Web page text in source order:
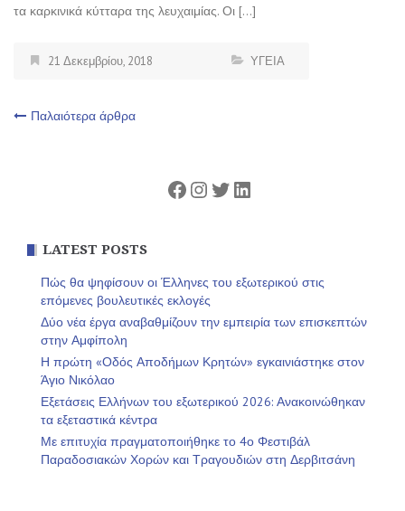
τα καρκινικά κύτταρα της λευχαιμίας. Οι […]
21 Δεκεμβρίου, 2018 ΥΓΕΙΑ
Πλοήγηση
Παλαιότερα άρθρα
Facebook
Instagram
Twitter
Linkedin
LATEST POSTS
Πώς θα ψηφίσουν οι Έλληνες του εξωτερικού στις
επόμενες βουλευτικές εκλογές
Δύο νέα έργα αναβαθμίζουν την εμπειρία των επισκεπτών
στην Αμφίπολη
Η πρώτη «Οδός Αποδήμων Κρητών» εγκαινιάστηκε στον
Άγιο Νικόλαο
Εξετάσεις Ελλήνων του εξωτερικού 2026: Ανακοινώθηκαν
τα εξεταστικά κέντρα
Με επιτυχία πραγματοποιήθηκε το 4ο Φεστιβάλ
Παραδοσιακών Χορών και Τραγουδιών στη Δερβιτσάνη